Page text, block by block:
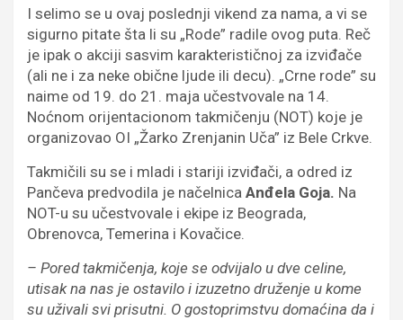
I selimo se u ovaj poslednji vikend za nama, a vi se
sigurno pitate šta li su „Rode” radile ovog puta. Reč
je ipak o akciji sasvim karakterističnoj za izviđače
(ali ne i za neke obične ljude ili decu). „Crne rode” su
naime od 19. do 21. maja učestvovale na 14.
Noćnom orijentacionom takmičenju (NOT) koje je
organizovao OI „Žarko Zrenjanin Uča” iz Bele Crkve.
Takmičili su se i mladi i stariji izviđači, a odred iz
Pančeva predvodila je načelnica Anđela Goja. Na
NOT-u su učestvovale i ekipe iz Beograda,
Obrenovca, Temerina i Kovačice.
– Pored takmičenja, koje se odvijalo u dve celine,
utisak na nas je ostavilo i izuzetno druženje u kome
su uživali svi prisutni. O gostoprimstvu domaćina da i